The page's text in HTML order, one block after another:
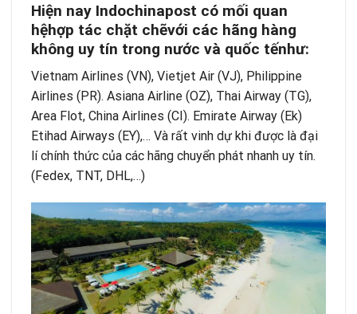
Hiện nay Indochinapost có mối quan
hệhợp tác chặt chẽvới các hãng hàng
không uy tín trong nước và quốc tếnhư:
Vietnam Airlines (VN), Vietjet Air (VJ), Philippine
Airlines (PR). Asiana Airline (OZ), Thai Airway (TG),
Area Flot, China Airlines (CI). Emirate Airway (Ek)
Etihad Airways (EY),… Và rất vinh dự khi được là đại
lí chính thức của các hãng chuyển phát nhanh uy tín.
(Fedex, TNT, DHL,…)